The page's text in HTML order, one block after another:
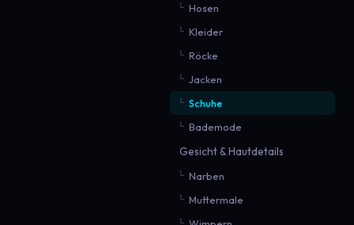
Hosen
Kleider
Röcke
Jacken
Schuhe
Bademode
Gesicht & Hautdetails
Narben
Muttermale